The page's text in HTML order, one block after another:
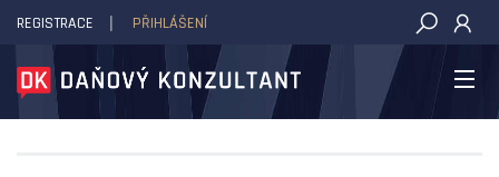
DAŇOVÝ KONZULTANT
REGISTRACE PŘIHLÁŠENÍ